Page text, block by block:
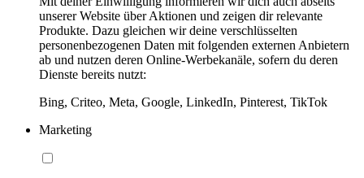
unserer Website über Aktionen und zeigen dir relevante
Produkte. Dazu gleichen wir deine verschlüsselten
personenbezogenen Daten mit folgenden externen Anbietern
ab und nutzen deren Online-Werbekanäle, sofern du deren
Dienste bereits nutzt:
Bing, Criteo, Meta, Google, LinkedIn, Pinterest, TikTok
Marketing